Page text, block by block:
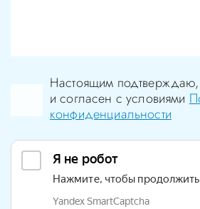
Настоящим
и согласен с условиями
конфиденциальности